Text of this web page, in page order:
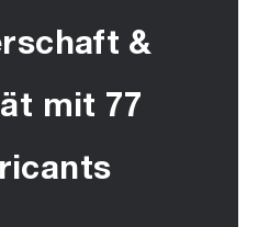
&
mit 77